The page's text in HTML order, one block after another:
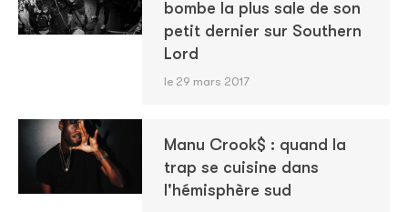
bombe la plus sale de son
petit dernier sur Southern
Lord
le 29 mars 2017
Manu Crook$ : quand la
trap se cuisine dans
l'hémisphère sud